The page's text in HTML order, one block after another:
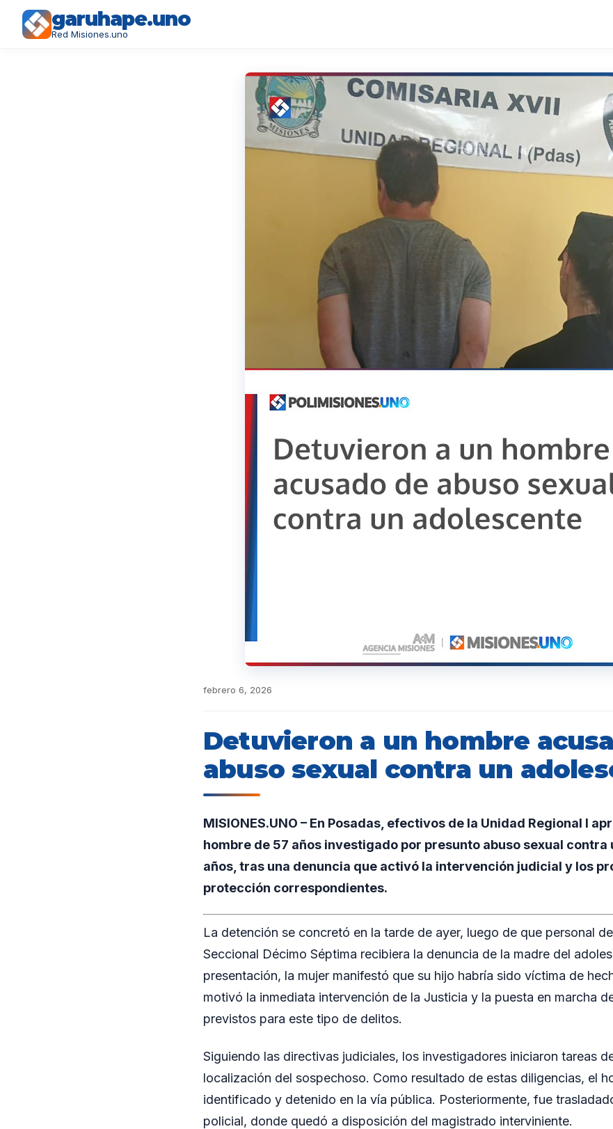
garuhape.uno
Red Misiones.uno
febrero 6, 2026
Detuvieron a un hombre
abuso sexual contra un
MISIONES.UNO – En Posadas, efectivos de la Unidad Regional I
hombre de 57 años investigado por presunto abuso sexual contra
años, tras una denuncia que activó la intervención judicial y los
protección correspondientes.
La detención se concretó en la tarde de ayer, luego de que personal
Seccional Décimo Séptima recibiera la denuncia de la madre del
presentación, la mujer manifestó que su hijo habría sido víctima de
motivó la inmediata intervención de la Justicia y la puesta en marcha
previstos para este tipo de delitos.
Siguiendo las directivas judiciales, los investigadores iniciaron tareas
localización del sospechoso. Como resultado de estas diligencias, el
identificado y detenido en la vía pública. Posteriormente, fue
policial, donde quedó a disposición del magistrado interviniente.